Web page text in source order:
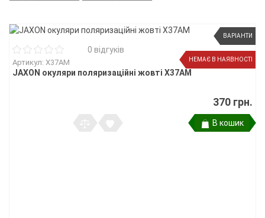
ВАРІАНТИ
НЕМАЄ В НАЯВНОСТІ
0 відгуків
Артикул: X37AM
JAXON окуляри поляризаційні жовті X37AM
370 грн.
В кошик